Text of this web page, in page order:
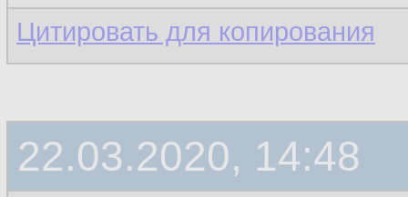
Цитировать для копирования
22.03.2020, 14:48